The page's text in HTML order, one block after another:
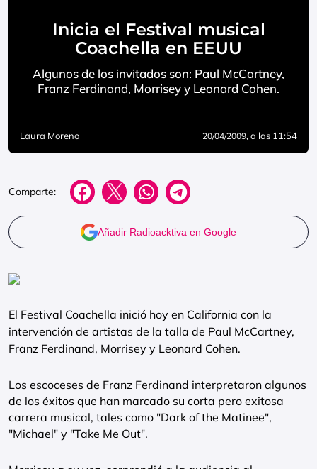
Inicia el Festival musical
Coachella en EEUU
Algunos de los invitados son: Paul McCartney,
Franz Ferdinand, Morrisey y Leonard Cohen.
Laura Moreno 20/04/2009, a las 11:54
Comparte:
Añadir Radioacktiva en Google
El Festival Coachella inició hoy en California con la
intervención de artistas de la talla de Paul McCartney,
Franz Ferdinand, Morrisey y Leonard Cohen.
Los escoceses de Franz Ferdinand interpretaron algunos
de los éxitos que han marcado su corta pero exitosa
carrera musical, tales como "Dark of the Matinee",
"Michael" y "Take Me Out".